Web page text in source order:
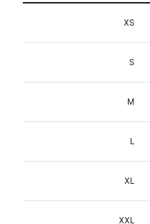
XS
S
M
L
XL
XXL